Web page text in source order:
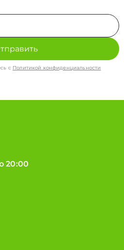
с Политикой конфиденциальности
20:00